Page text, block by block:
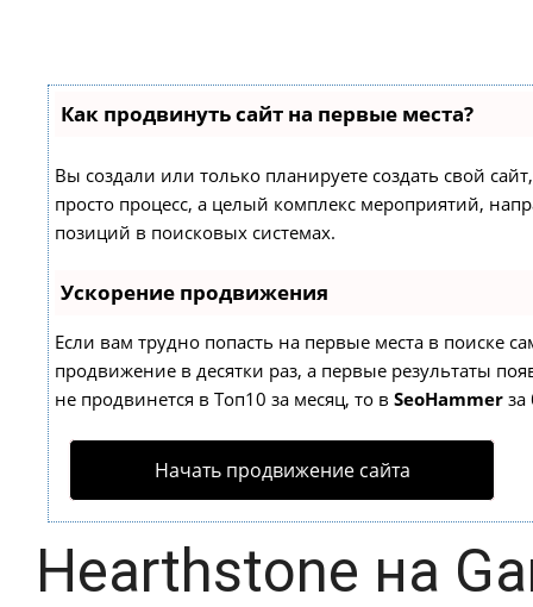
Как продвинуть сайт на первые места?
Вы создали или только планируете создать свой
просто процесс, а целый комплекс мероприятий,
позиций в поисковых системах.
Ускорение продвижения
Если вам трудно попасть на первые места в поиске
продвижение в десятки раз, а первые результаты
не продвинется в Топ10 за месяц, то в SeoHammer за
Начать продвижение сайта
Hearthstone на